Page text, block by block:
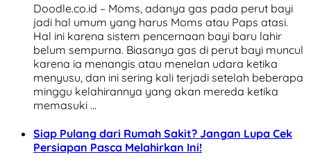
Doodle.co.id – Moms, adanya gas pada perut bayi
jadi hal umum yang harus Moms atau Paps atasi.
Hal ini karena sistem pencernaan bayi baru lahir
belum sempurna. Biasanya gas di perut bayi muncul
karena ia menangis atau menelan udara ketika
menyusu, dan ini sering kali terjadi setelah beberapa
minggu kelahirannya yang akan mereda ketika
memasuki …
Siap Pulang dari Rumah Sakit? Jangan Lupa Cek
Persiapan Pasca Melahirkan Ini!